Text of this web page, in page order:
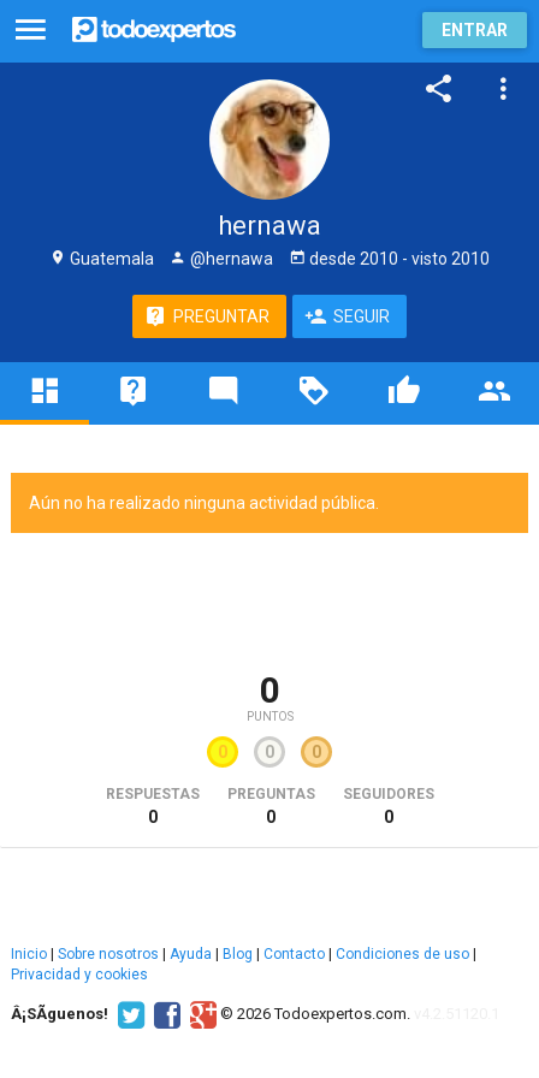
ENTRAR
hernawa
Guatemala @hernawa desde 2010 - visto 2010
PREGUNTAR SEGUIR
Aún no ha realizado ninguna actividad pública.
0
PUNTOS
0 0 0
RESPUESTAS
0
PREGUNTAS
0
SEGUIDORES
0
Inicio Sobre nosotros Ayuda Blog Contacto Condiciones de uso
Privacidad y cookies
Â¡SÃ­guenos! © 2026 Todoexpertos.com.